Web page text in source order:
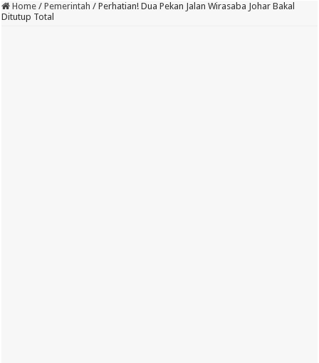
Home / Pemerintah / Perhatian! Dua Pekan Jalan Wirasaba Johar Bakal
Ditutup Total